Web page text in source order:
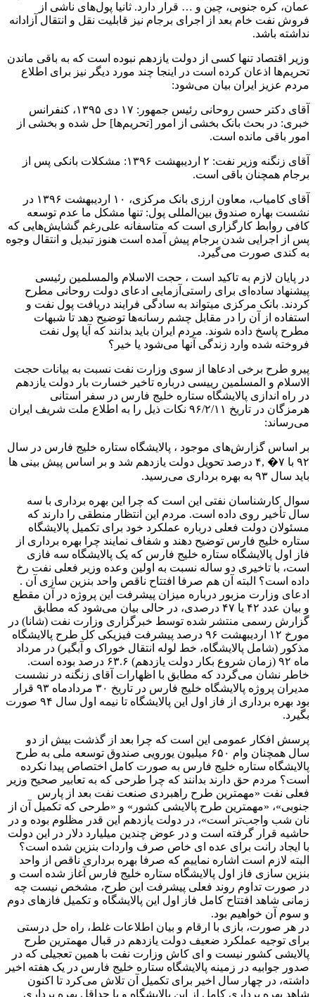
عمان، کره جنوبی، چین و … قرار دارد. ثانیا پول‌های ناشی از
فروش نفت خام بعد از اجرای برجام نیز قابلیت نقل و انتقال آزادانه
نداشته باشد.
وزیر اقتصاد تنها کسی از دولت یازدهم نبوده است که به باقی ماندن
تحریم‌ها اذعان کرده است در اینجا چند مورد دیگر نیز برای اطلاع
مردم عزیز ایران بیان می‌شود:
آقای دکتر حسن روحانی رئیس جمهور: ۱۷ دی ۱۳۹۵، کنفرانس
خبری: در بحث بانک بخشی از امور [تحریم‌ها] حل شده و بخشی از
امور باقی مانده است.
آقای زنگنه وزیر نفت: ۲ اردیبهشت ۱۳۹۶: مشکلات بانکی پس از
برجام همچنان باقی است.
آقای کامیاب، معاون ارزی بانک مرکزی، ۱۰ اردیبهشت ۱۳۹۶ در
نشست بهاره صندوق بین‌المللی پول: تنها مشکل ما عدم توسعه
کافی روابط کارگزاری است که متاسفانه علی‌رغم گشایش‌هایی که
پس از اجرایی شدن برجام پیش آمده است هنوز تبدیل و انتقال وجوه
به کندی صورت می‌گیرد.
در پایان لازم به تاکید است ، حجت الاسلام والمسلمین رئیسی
پیشنهاد ساده‌ای برای راستی‌آزمایی ادعای دولت روحانی مطرح
کردند. بانک مرکزی میتواند به سادگی فرایند دریافت پول نفت و
استفاده از آن را در مقابل چشم رسانه‌ها توضیح دهد تا شبهات
مطرح پاسخ داده شوند. مردم ایران باید بدانند که آیا پول نفت
فروخته شده وارد زندگی آنها می‌شود یا خیر؟
پیرو طرح برخی ادعاها از سوی وزارت نفت نسبت به بیانات حجت
الاسلام و المسلمین رییسی درباره تاخیر خسارت بار دولت یازدهم
در راه اندازی پالایشگاه ستاره خلیج فارس در سفر استانی
هرمزگان در تاریخ ۹۶/۲/۱۱ نکات ذیل را به اطلاع ملت شریف ایران
می‌رساند:
بر اساس گزارش‌های موجود ، پالایشگاه ستاره خلیج فارس در سال
۹۲ با ۷� ,۴ درصد تحویل دولت یازدهم شد و بر اساس پیش بینی ها
باید سال ۹۳ به بهره برداری می‌رسید.
سوال کارشناسان نفتی این است که چرا این بهره برداری با سه
سال تأخیر روی داده است. مردم این انتظار منطقی را دارند که
مسئولان دولت فعلی درباره عملکرد خود برای تکمیل پالایشگاه
ستاره خلیج فارس توضیح دهند و شفاف نمایند چرا بهره برداری از
فاز اول پالایشگاه ستاره خلیج فارس که یک پالایشگاه سه فازی
است، با تاخیری دو ساله نسبت به اولین وعده وزیر فعلی نفت رخ
داده است؟ البته آن هم صرفا افتتاح ناقص واحد بنزین سازی آن .
ادعای وزارت مزبور درباره میزان پیشرفت این پروژه در آن مقطع
و بیان عدد ۴۲ یا ۴۷ درصدی، در حالی بیان می‌شود که مطابق
گزارش رسمی منتشر شده توسط خبرگزاری وزارت نفت (شانا) در
مورخ ۱۲ اردیبهشت ۹۶ درصد پیشرفت فیزیکی کل طرح پالایشگاه
مذکور (شامل پالایشگاه، خط لوله انتقال خوراک و آبگیر) در مرداد
ماه ۹۲ (زمان شروع بکار دولت یازدهم) ۶۳.۶ درصد بوده است.
خاطر نشان می‌گردد که مطابق با اظهارات آقای زنگنه در نشست
مدیران پروژه پالایشگاه خلیج فارس در تاریخ ۳۰ مردادماه ۹۳ قرار
بود بهره برداری از فاز اول این پالایشگاه تا نیمه اول سال ۹۴ صورت
بگیرد.
پرسش افکار عمومی این است که چرا بعد از گذشت بیش از دو
سال همچنان وام ۶۵۰ میلیون یورویی صندوق توسعه ملی به طرح
پالایشگاه ستاره خلیج فارس به صورت کامل اختصاص پیدا نکرده
است؟ مردم حق دارند بدانند که چرا طرحی که به تعابیر صحیح وزیر
فعلی نفت «مهمترین طرح راهبردی صنعت نفت بعد از پارس
جنوبی»، «مهمترین طرح پالایشی کشور» و «طرحی که تکمیل آن از
نان شب واجب‌تر است»، در دولت یازدهم این قدر مظلوم بوده و در
حاشیه قرار گرفته است و در عوض چندین میلیارد دلار در این دولت
با ایجاد رانت برای عده ای خاص صرف واردات بنزین شده است؟
البته لازم است اشاره نماییم که صرفا بهره برداری ناقص از واحد
بنزین سازی فاز اول پالایشگاه ستاره خلیج فارس آغاز شده است و
در صورت تداوم روند فعلی پیشرفت این طرح، مشخص نیست چه
زمانی شاهد افتتاح کامل فاز اول این پالایشگاه و تکمیل فازهای دوم
و سوم آن خواهیم بود.
در هر صورت، بازی با ارقام و بیان اطلاعات غلط، راه حل درستی
برای توجیه عملکرد ضعیف دولت یازدهم در قبال مهمترین طرح
پالایشی کشور نیست و ای کاش وزارت نفت با همین تعجیلی که در
صدور جوابیه در زمینه پالایشگاه ستاره خلیج فارس در یک هفته اخیر
داشته، در چهار سال اخیر برای تکمیل آن تلاش می‌کرد تا اکنون
شاهد بهره برداری کامل از این پالایشگاه و یا حداقل بهره برداری